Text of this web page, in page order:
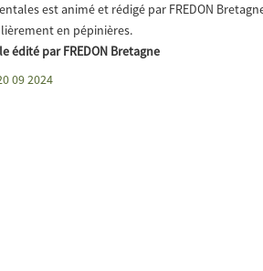
est animé et rédigé par FREDON
en pépinières.
édité par FREDON Bretagne
09 2024